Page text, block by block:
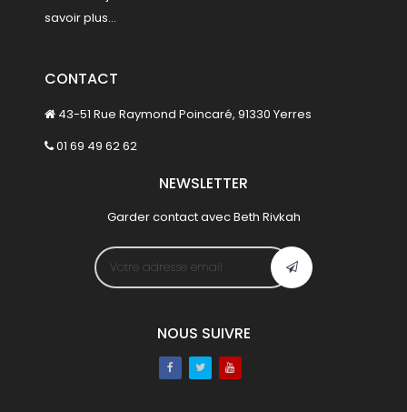
savoir plus...
CONTACT
43-51 Rue Raymond Poincaré, 91330 Yerres
01 69 49 62 62
NEWSLETTER
Garder contact avec Beth Rivkah
NOUS SUIVRE